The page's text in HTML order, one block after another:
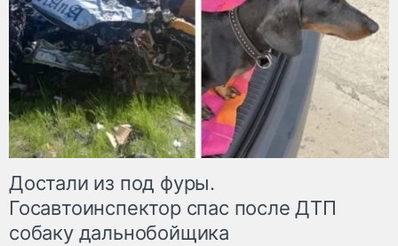
Достали из под фуры.
Госавтоинспектор спас после ДТП
собаку дальнобойщика